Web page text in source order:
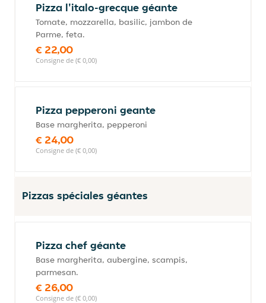
Pizza l'italo-grecque géante
Tomate, mozzarella, basilic, jambon de
Parme, feta.
€ 22,00
Consigne de (€ 0,00)
Pizza pepperoni geante
Base margherita, pepperoni
€ 24,00
Consigne de (€ 0,00)
Pizzas spéciales géantes
Pizza chef géante
Base margherita, aubergine, scampis,
parmesan.
€ 26,00
Consigne de (€ 0,00)